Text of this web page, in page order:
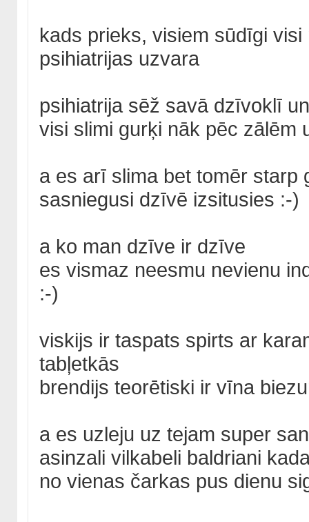
kads prieks, visiem sūdīgi visi
psihiatrijas uzvara
psihiatrija sēž savā dzīvoklī
visi slimi gurķi nāk pēc zālēm
a es arī slima bet tomēr starp
sasniegusi dzīvē izsitusies :-)
a ko man dzīve ir dzīve
es vismaz neesmu nevienu
:-)
viskijs ir taspats spirts ar
tabļetkās
brendijs teorētiski ir vīna
a es uzleju uz tejam super
asinzali vilkabeli baldriani
no vienas čarkas pus dienu